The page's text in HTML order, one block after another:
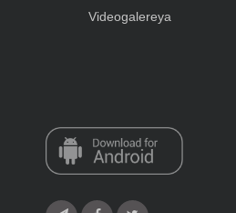
Videogalereya